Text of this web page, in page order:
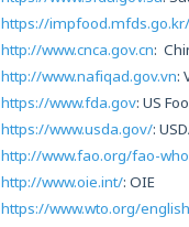
https://
http://www.cnca.gov.cn:
http://www.nafiqad.gov.vn:
https://www.fda.gov: US
https://www.usda.gov/:
http://www.fao.org/fao-
http://www.oie.int/: OIE
https://www.wto.org/